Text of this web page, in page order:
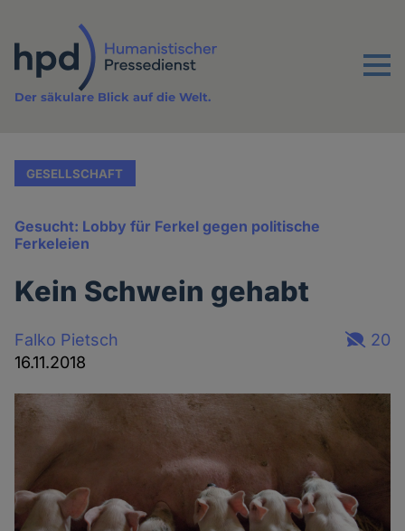
Inhalt
Menu
Der säkulare Blick auf die Welt.
GESELLSCHAFT
Gesucht: Lobby für Ferkel gegen politische
Ferkeleien
Kein Schwein gehabt
Falko Pietsch
16.11.2018
20